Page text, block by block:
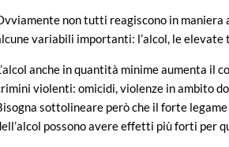
non tutti reagiscono in maniera
variabili importanti: l’alcol, le
anche in quantità minime aumenta il
violenti: omicidi, violenze in ambito
sottolineare però che il forte
possono avere effetti più forti per